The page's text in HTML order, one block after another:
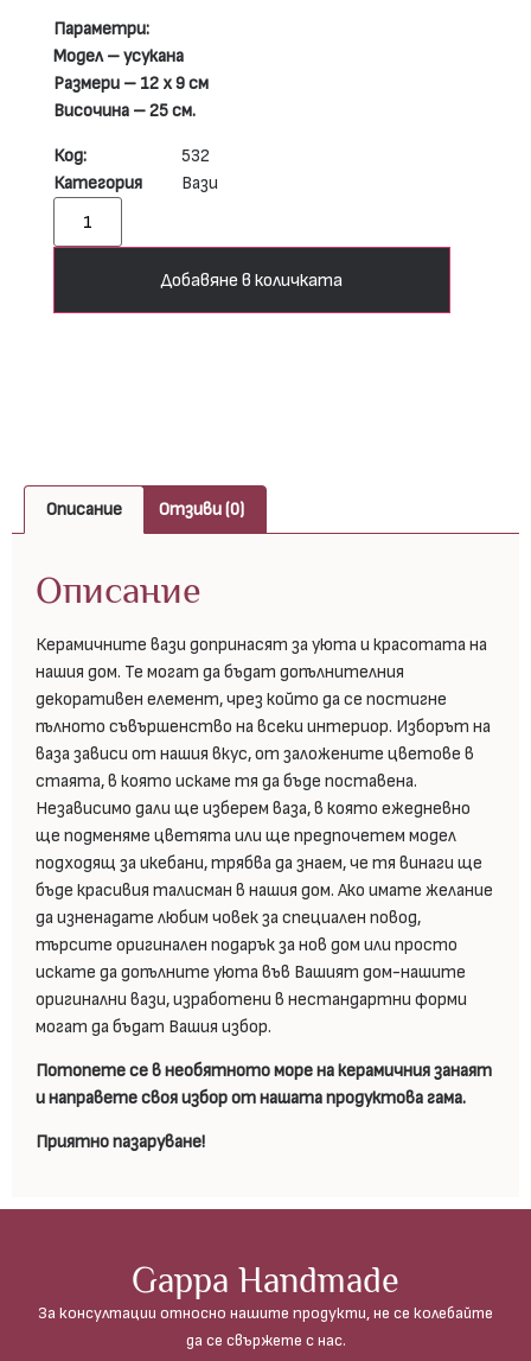
Параметри:
Модел – усукана
Размери – 12 х 9 см
Височина – 25 см.
Код:
532
Категория
Вази
Добавяне в количката
Описание Отзиви (0)
Описание
Керамичните вази допринасят за уюта и красотата на
нашия дом. Те могат да бъдат допълнителния
декоративен елемент, чрез който да се постигне
пълното съвършенство на всеки интериор. Изборът на
ваза зависи от нашия вкус, от заложените цветове в
стаята, в която искаме тя да бъде поставена.
Независимо дали ще изберем ваза, в която ежедневно
ще подменяме цветята или ще предпочетем модел
подходящ за икебани, трябва да знаем, че тя винаги ще
бъде красивия талисман в нашия дом. Ако имате желание
да изненадате любим човек за специален повод,
търсите оригинален подарък за нов дом или просто
искате да допълните уюта във Вашият дом-нашите
оригинални вази, изработени в нестандартни форми
могат да бъдат Вашия избор.
Потопете се в необятното море на керамичния занаят
и направете своя избор от нашата продуктова гама.
Приятно пазаруване!
Gappa Handmade
За консултации относно нашите продукти, не се колебайте
да се свържете с нас.